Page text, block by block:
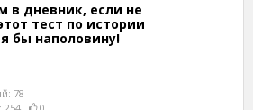
в дневник, если не
тест по истории
бы наполовину!
78